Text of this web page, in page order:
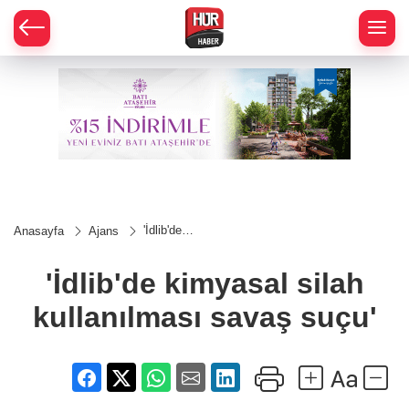
Anasayfa Ajans
'İdlib'de
kullanılması
savaş suçu'
'İdlib'de kimyasal silah
kullanılması savaş suçu'